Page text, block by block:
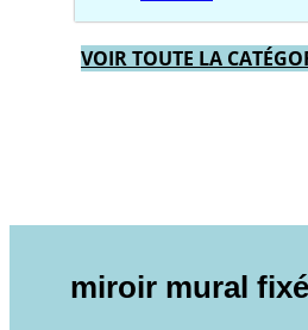
VOIR TOUTE LA
miroir mural